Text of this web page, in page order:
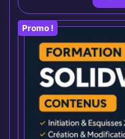
Promo !